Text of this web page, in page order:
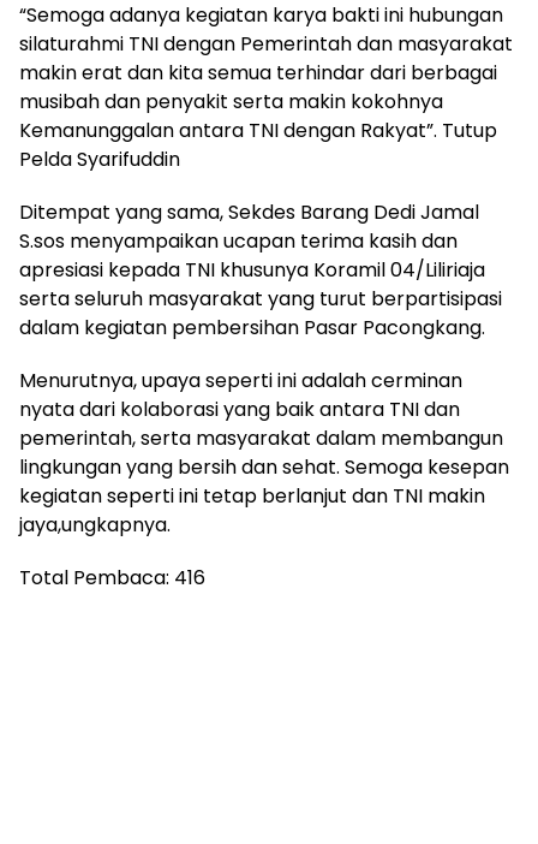
“Semoga adanya kegiatan karya bakti ini hubungan
silaturahmi TNI dengan Pemerintah dan masyarakat
makin erat dan kita semua terhindar dari berbagai
musibah dan penyakit serta makin kokohnya
Kemanunggalan antara TNI dengan Rakyat”. Tutup
Pelda Syarifuddin
Ditempat yang sama, Sekdes Barang Dedi Jamal
S.sos menyampaikan ucapan terima kasih dan
apresiasi kepada TNI khusunya Koramil 04/Liliriaja
serta seluruh masyarakat yang turut berpartisipasi
dalam kegiatan pembersihan Pasar Pacongkang.
Menurutnya, upaya seperti ini adalah cerminan
nyata dari kolaborasi yang baik antara TNI dan
pemerintah, serta masyarakat dalam membangun
lingkungan yang bersih dan sehat. Semoga kesepan
kegiatan seperti ini tetap berlanjut dan TNI makin
jaya,ungkapnya.
Total Pembaca: 416